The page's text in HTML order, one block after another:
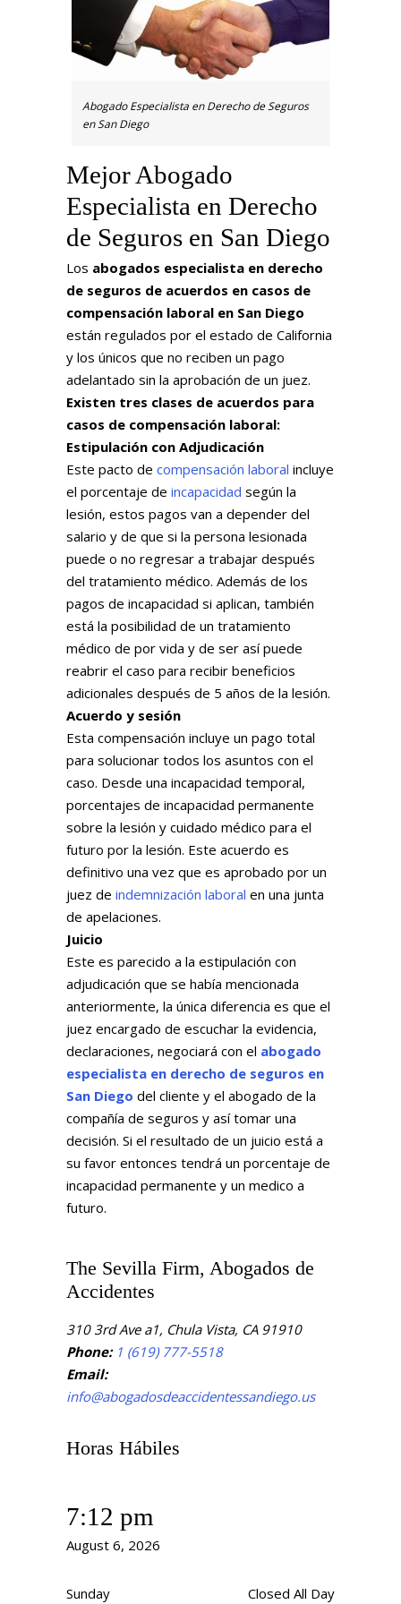
Abogado Especialista en Derecho de Seguros
en San Diego
Mejor Abogado
Especialista en Derecho
de Seguros en San Diego
Los abogados especialista en derecho
de seguros de acuerdos en casos de
compensación laboral en San Diego
están regulados por el estado de California
y los únicos que no reciben un pago
adelantado sin la aprobación de un juez.
Existen tres clases de acuerdos para
casos de compensación laboral:
Estipulación con Adjudicación
Este pacto de compensación laboral incluye
el porcentaje de incapacidad según la
lesión, estos pagos van a depender del
salario y de que si la persona lesionada
puede o no regresar a trabajar después
del tratamiento médico. Además de los
pagos de incapacidad si aplican, también
está la posibilidad de un tratamiento
médico de por vida y de ser así puede
reabrir el caso para recibir beneficios
adicionales después de 5 años de la lesión.
Acuerdo y sesión
Esta compensación incluye un pago total
para solucionar todos los asuntos con el
caso. Desde una incapacidad temporal,
porcentajes de incapacidad permanente
sobre la lesión y cuidado médico para el
futuro por la lesión. Este acuerdo es
definitivo una vez que es aprobado por un
juez de indemnización laboral en una junta
de apelaciones.
Juicio
Este es parecido a la estipulación con
adjudicación que se había mencionada
anteriormente, la única diferencia es que el
juez encargado de escuchar la evidencia,
declaraciones, negociará con el abogado
especialista en derecho de seguros en
San Diego del cliente y el abogado de la
compañía de seguros y así tomar una
decisión. Si el resultado de un juicio está a
su favor entonces tendrá un porcentaje de
incapacidad permanente y un medico a
futuro.
The Sevilla Firm, Abogados de
Accidentes
310 3rd Ave a1, Chula Vista, CA 91910
Phone: 1 (619) 777-5518
Email:
info@abogadosdeaccidentessandiego.us
Horas Hábiles
7:12 pm
August 6, 2026
Sunday Closed All Day